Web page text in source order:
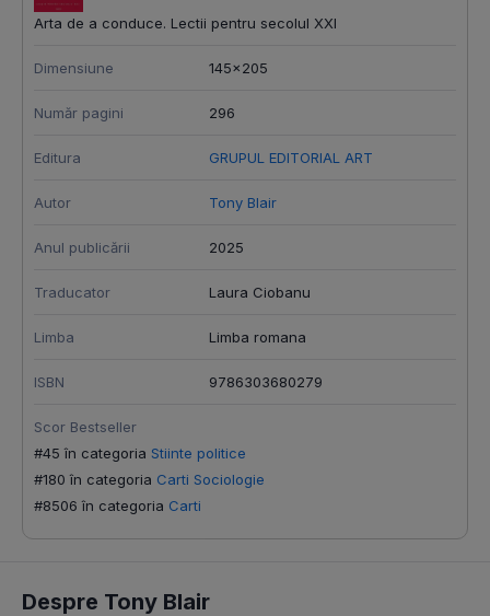
Arta de a conduce. Lectii pentru secolul XXI
Dimensiune 145x205
Număr pagini 296
Editura GRUPUL EDITORIAL ART
Autor Tony Blair
Anul publicării 2025
Traducator Laura Ciobanu
Limba Limba romana
ISBN 9786303680279
Scor Bestseller
#45 în categoria Stiinte politice
#180 în categoria Carti Sociologie
#8506 în categoria Carti
Despre Tony Blair